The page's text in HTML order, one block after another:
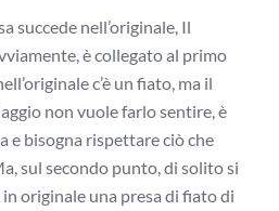
succede nell’originale, Il
è collegato al primo
c’è un fiato, ma il
non vuole farlo sentire, è
e bisogna rispettare ciò che
sul secondo punto, di solito si
in originale una presa di fiato di